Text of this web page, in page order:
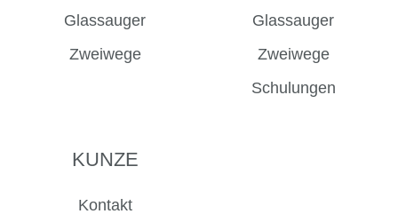
Glassauger
Zweiwege
Glassauger
Zweiwege
Schulungen
KUNZE
Kontakt